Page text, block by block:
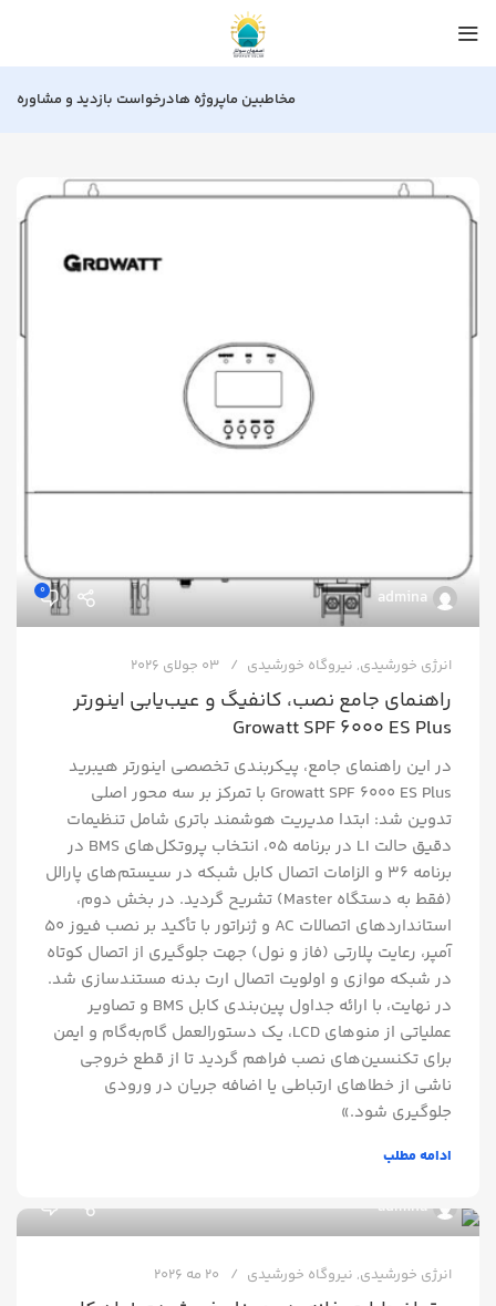
مخاطبین ماپروژه هادرخواست بازدید و مشاوره
admina
0
انرژی خورشیدی, نیروگاه خورشیدی 03 جولای 2026
راهنمای جامع نصب، کانفیگ و عیب‌یابی اینورتر
Growatt SPF 6000 ES Plus
در این راهنمای جامع، پیکربندی تخصصی اینورتر هیبرید
Growatt SPF 6000 ES Plus با تمرکز بر سه محور اصلی
تدوین شد: ابتدا مدیریت هوشمند باتری شامل تنظیمات
دقیق حالت LI در برنامه ۰۵، انتخاب پروتکل‌های BMS در
برنامه ۳۶ و الزامات اتصال کابل شبکه در سیستم‌های پارالل
(فقط به دستگاه Master) تشریح گردید. در بخش دوم،
استانداردهای اتصالات AC و ژنراتور با تأکید بر نصب فیوز ۵۰
آمپر، رعایت پلارتی (فاز و نول) جهت جلوگیری از اتصال کوتاه
در شبکه موازی و اولویت اتصال ارت بدنه مستندسازی شد.
در نهایت، با ارائه جداول پین‌بندی کابل BMS و تصاویر
عملیاتی از منوهای LCD، یک دستورالعمل گام‌به‌گام و ایمن
برای تکنسین‌های نصب فراهم گردید تا از قطع خروجی
ناشی از خطاهای ارتباطی یا اضافه جریان در ورودی
جلوگیری شود.»
ادامه مطلب
admina
انرژی خورشیدی, نیروگاه خورشیدی 20 مه 2026